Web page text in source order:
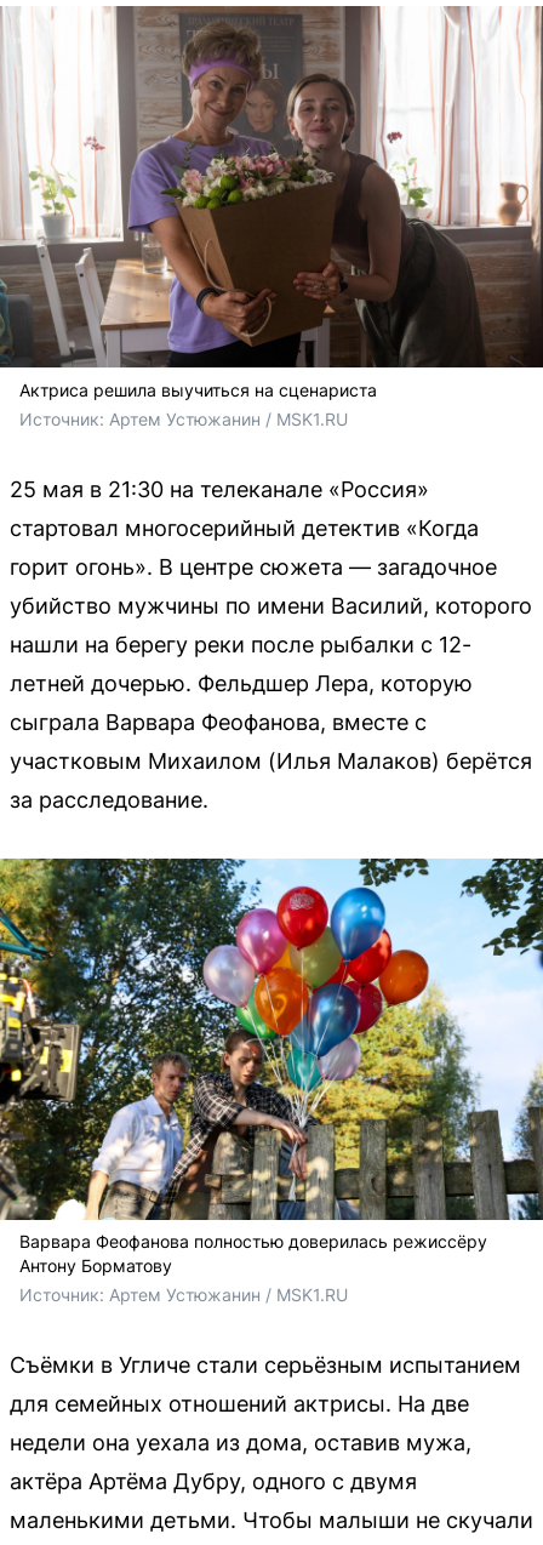
Актриса решила выучиться на сценариста
Источник: Артем Устюжанин / MSK1.RU
25 мая в 21:30 на телеканале «Россия»
стартовал многосерийный детектив «Когда
горит огонь». В центре сюжета — загадочное
убийство мужчины по имени Василий, которого
нашли на берегу реки после рыбалки с 12-
летней дочерью. Фельдшер Лера, которую
сыграла Варвара Феофанова, вместе с
участковым Михаилом (Илья Малаков) берётся
за расследование.
Варвара Феофанова полностью доверилась режиссёру
Антону Борматову
Источник: Артем Устюжанин / MSK1.RU
Съёмки в Угличе стали серьёзным испытанием
для семейных отношений актрисы. На две
недели она уехала из дома, оставив мужа,
актёра Артёма Дубру, одного с двумя
маленькими детьми. Чтобы малыши не скучали